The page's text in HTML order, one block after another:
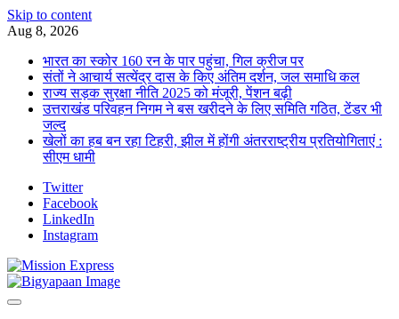
Skip to content
Aug 8, 2026
भारत का स्कोर 160 रन के पार पहुंचा, गिल क्रीज पर
संतों ने आचार्य सत्येंद्र दास के किए अंतिम दर्शन, जल समाधि कल
राज्य सड़क सुरक्षा नीति 2025 को मंजूरी, पेंशन बढ़ी
उत्तराखंड परिवहन निगम ने बस खरीदने के लिए समिति गठित, टेंडर भी
जल्द
खेलों का हब बन रहा टिहरी, झील में होंगी अंतरराष्ट्रीय प्रतियोगिताएं :
सीएम धामी
Twitter
Facebook
LinkedIn
Instagram